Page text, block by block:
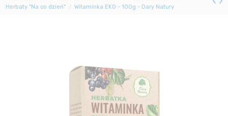
Herbaty "Na co dzień"
Witaminka EKO - 100g - Dary Natury